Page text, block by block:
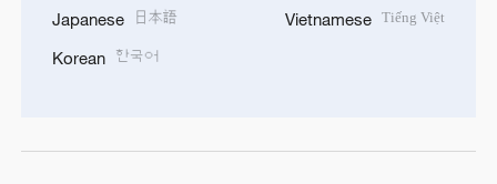
Japanese 日本語
Korean 한국어
Vietnamese Tiếng Việt